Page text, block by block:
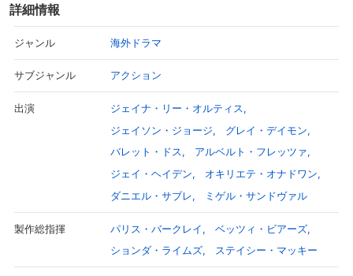
詳細情報
ジャンル 海外ドラマ
サブジャンル アクション
出演
ジェイナ・リー・オルティス
ジェイソン・ジョージ
グレイ・デイモン
バレット・ドス
アルベルト・フレッツァ
ジェイ・ヘイデン
オキリエテ・オナドワン
ダニエル・サブレ
ミゲル・サンドヴァル
製作総指揮 パリス・バークレイ
ベッツィ・ビアーズ
ションダ・ライムズ
ステイシー・マッキー